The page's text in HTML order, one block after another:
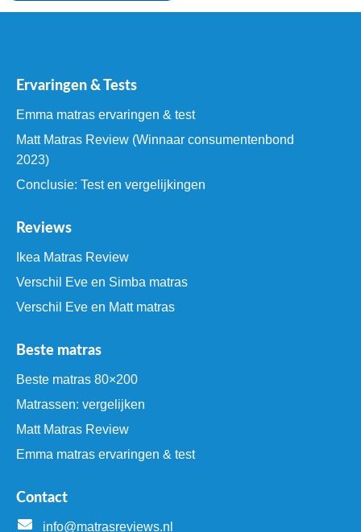
Ervaringen & Tests
Emma matras ervaringen & test
Matt Matras Review (Winnaar consumentenbond
2023)
Conclusie: Test en vergelijkingen
Reviews
Ikea Matras Review
Verschil Eve en Simba matras
Verschil Eve en Matt matras
Beste matras
Beste matras 80×200
Matrassen: vergelijken
Matt Matras Review
Emma matras ervaringen & test
Contact
info@matrasreviews.nl